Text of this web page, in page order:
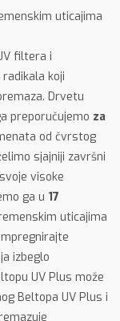
uticajima
filtera i
koji
Drvetu
preporučujemo za
od čvrstog
sjajniji završni
visoke
ga u 17
uticajima
izbeglo
UV Plus može
Beltopa UV Plus i